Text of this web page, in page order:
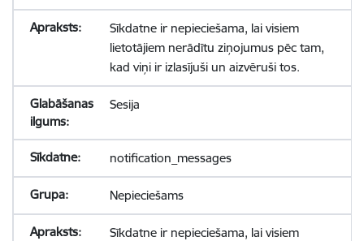
Sīkdatne ir nepieciešama, lai visiem
lietotājiem nerādītu ziņojumus pēc tam,
kad viņi ir izlasījuši un aizvēruši tos.
Sesija
notification_messages
Nepieciešams
Sīkdatne ir nepieciešama, lai visiem